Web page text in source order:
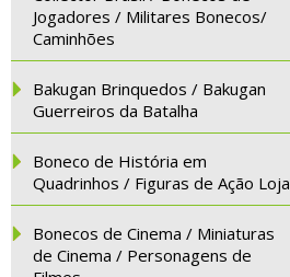
Jogadores / Militares Bonecos/
Caminhões
Bakugan Brinquedos / Bakugan
Guerreiros da Batalha
Boneco de História em
Quadrinhos / Figuras de Ação Loja
Bonecos de Cinema / Miniaturas
de Cinema / Personagens de